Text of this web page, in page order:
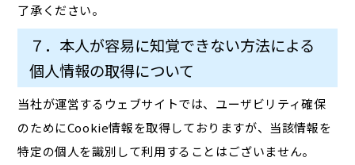
了承ください。
７．本人が容易に知覚できない方法による
個人情報の取得について
当社が運営するウェブサイトでは、ユーザビリティ確保
のためにCookie情報を取得しておりますが、当該情報を
特定の個人を識別して利用することはございません。